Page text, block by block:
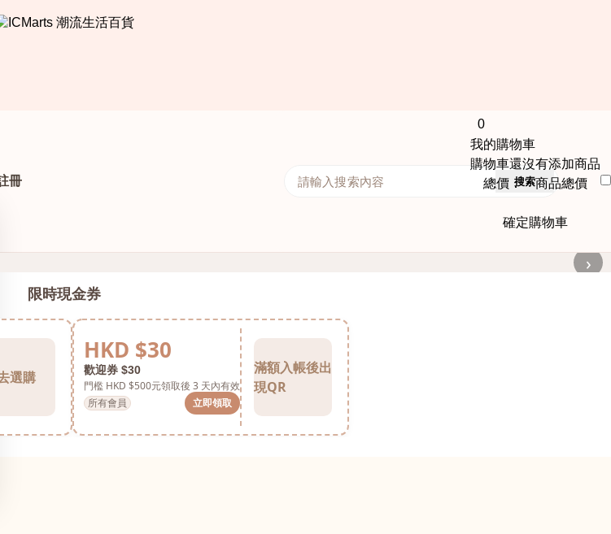
冊
0
我的購物車
購物車還沒有添加商品
總價： 商品總價
確定購物車
搜索
›
限時現金券
選購
HKD $30
歡迎券 $30
門檻 HKD $500元領取後 3 天內有效
所有會員
立即領取
滿額入帳後出
現QR